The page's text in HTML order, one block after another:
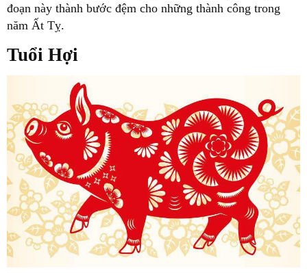
đoạn này thành bước đệm cho những thành công trong
năm Ất Tỵ.
Tuổi Hợi